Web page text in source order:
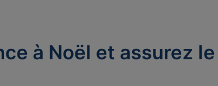
à Noël et assurez